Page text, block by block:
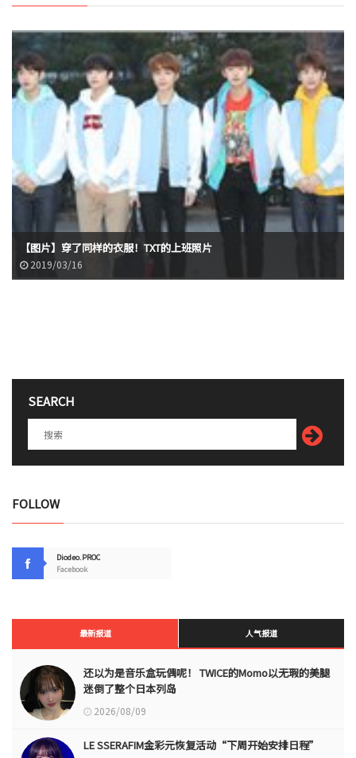
【图片】穿了同样的衣服！TXT的上班照片
2019/03/16
SEARCH
FOLLOW
Diodeo.PROC
Facebook
最新报道 人气报道
还以为是音乐盒玩偶呢！ TWICE的Momo以无瑕的美腿
迷倒了整个日本列岛
2026/08/09
LE SSERAFIM金彩元恢复活动“下周开始安排日程”